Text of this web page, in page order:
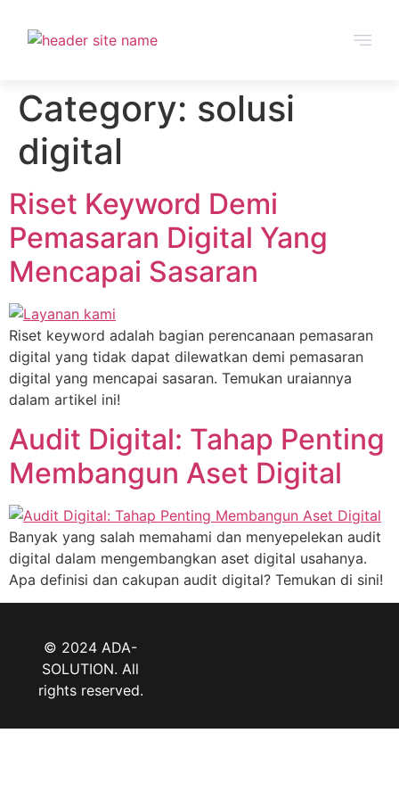
Category: solusi
digital
Riset Keyword Demi
Pemasaran Digital Yang
Mencapai Sasaran
Riset keyword adalah bagian perencanaan pemasaran
digital yang tidak dapat dilewatkan demi pemasaran
digital yang mencapai sasaran. Temukan uraiannya
dalam artikel ini!
Audit Digital: Tahap Penting
Membangun Aset Digital
Banyak yang salah memahami dan menyepelekan audit
digital dalam mengembangkan aset digital usahanya.
Apa definisi dan cakupan audit digital? Temukan di sini!
© 2024 ADA-
SOLUTION. All
rights reserved.